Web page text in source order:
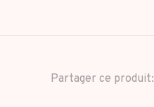
Partager ce produit: